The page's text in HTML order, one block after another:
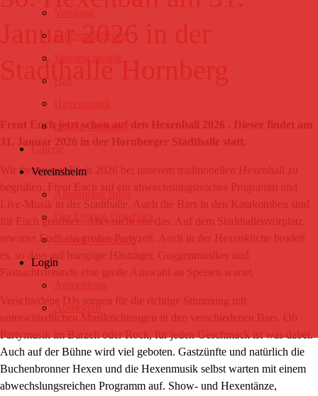
interne Gruppen
Galerie
Vereinsheim
Allgemeine Infos
Der Umbau Überblick
Unsere Sponsoren
Login
Abmelden
Januar 2026 in der
Stadthalle Hornberg
Freut Euch jetzt schon auf den Hexenball 2026 . Dieser findet am
31. Januar 2026 in der Hornberger Stadthalle statt.
Wir freuen uns Euch 2026 bei unserem traditionellen Hexenball zu
begrüßen. Freut Euch auf ein abwechslungsreiches Programm und
Live-Musik in der Stadthalle. Auch die Bars in den Katakomben sind
für Euch geöffnet.. Aber nicht nur das. Auf dem Stadthallenvorplatz
erwartet Euch ein großes Partyzelt. Auch in der Hexenküche brodelt
es, so dass auf hungrige Hästräger, Guggenmusiker und
Fasnachtsfreunde eine große Auswahl an Speisen wartet.
Verschiedene DJs sorgen für die richtige Stimmung mit
unterschiedlichen Musikrichtungen in den verschiedenen Bars. Ob
Partymusik im Barzelt oder Rock, für jeden Geschmack ist was dabei.
Auch auf der Bühne wird viel geboten. Gastzünfte und natürlich die
Buchenbronner Hexen und die Hexenmusik selbst warten mit einem
abwechslungsreichen Programm auf. Show- und Hexentänze,